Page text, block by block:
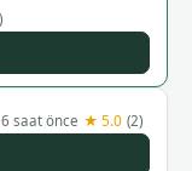
saat önce ★ 5.0 (2)